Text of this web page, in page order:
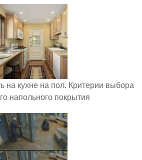
на кухне на пол. Критерии выбора
напольного покрытия